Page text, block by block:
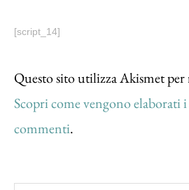
[script_14]
Questo sito utilizza Akismet
Scopri come vengono elaborati
commenti.